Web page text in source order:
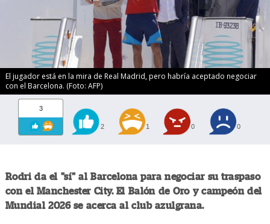
El jugador está en la mira de Real Madrid, pero habría aceptado negociar
con el Barcelona. (Foto: AFP)
3
2 1 0 0
Rodri da el "sí" al Barcelona para negociar su traspaso
con el Manchester City. El Balón de Oro y campeón del
Mundial 2026 se acerca al club azulgrana.